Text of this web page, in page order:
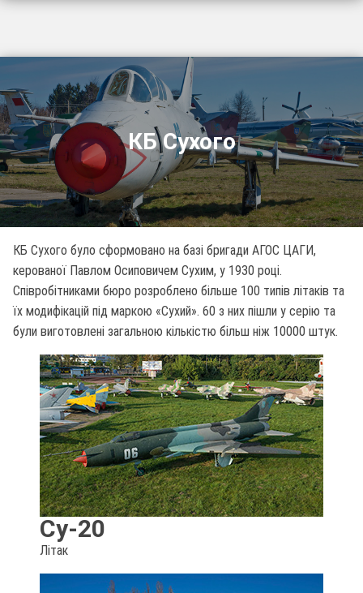
КБ Сухого
КБ Сухого було сформовано на базі бригади АГОС ЦАГИ,
керованої Павлом Осиповичем Сухим, у 1930 році.
Співробітниками бюро розроблено більше 100 типів літаків та
їх модифікацій під маркою «Сухий». 60 з них пішли у серію та
були виготовлені загальною кількістю більш ніж 10000 штук.
Су-20
Літак